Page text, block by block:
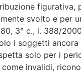
figurativa,
svolto e per
3° c., l. 388/
i soggetti ancora
solo per i
invalidi,